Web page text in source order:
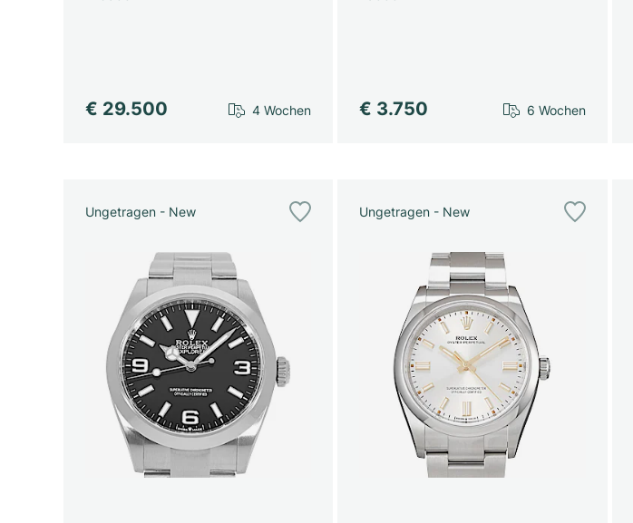
€ 29.500 4 Wochen € 3.750 6 Wochen
Ungetragen - New Ungetragen - New